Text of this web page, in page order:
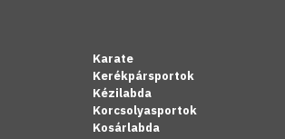
Karate
Kerékpársportok
Kézilabda
Korcsolyasportok
Kosárlabda